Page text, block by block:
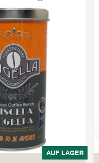
AUF LAGER